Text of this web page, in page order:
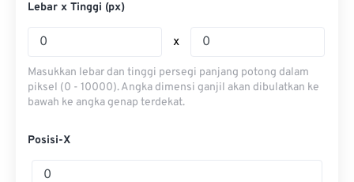
Lebar x Tinggi (px)
x
Masukkan lebar dan tinggi persegi panjang potong dalam
piksel (0 - 10000). Angka dimensi ganjil akan dibulatkan ke
bawah ke angka genap terdekat.
Posisi-X